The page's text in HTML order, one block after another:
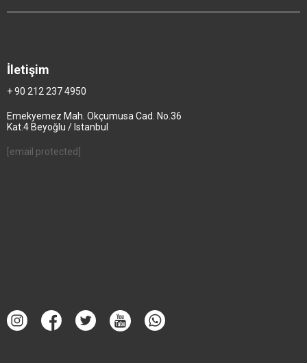
İletişim
+ 90 212 237 4950
Emekyemez Mah. Okçumusa Cad. No.36
Kat.4 Beyoğlu / Istanbul
[email protected]